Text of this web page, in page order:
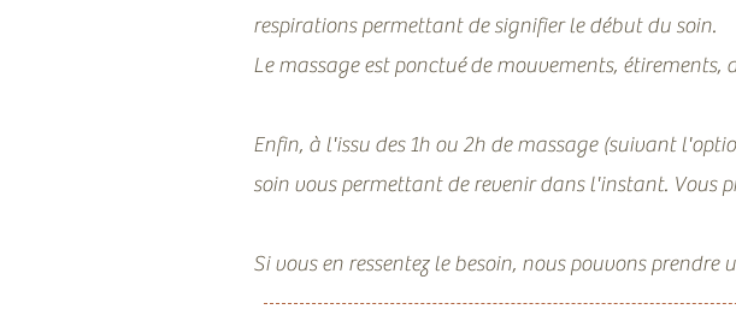
respirations permettant de signifier le début du soin.
Le massage est ponctuéde mouvements, étirements,
Enfin, à l'issu des 1h ou 2h de massage (suivant
soin vous permettant de revenir dans l'instant. Vous
Si vous en ressentez le besoin, nous pouvons prendre